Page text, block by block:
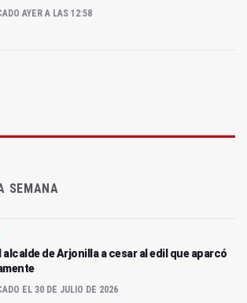
AYER A LAS 12:58
SEMANA
alcalde de Arjonilla a cesar al edil que aparcó
EL 30 DE JULIO DE 2026